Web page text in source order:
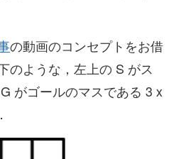
の動画のコンセプトをお借
のような，左上の S がス
がゴールのマスである 3 x